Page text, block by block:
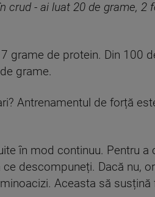
crud - ai luat 20 de grame, 2
grame de protein. Din 100
grame.
Antrenamentul de forță
în mod continuu. Pentru a
descompuneți. Dacă nu,
Aceasta să